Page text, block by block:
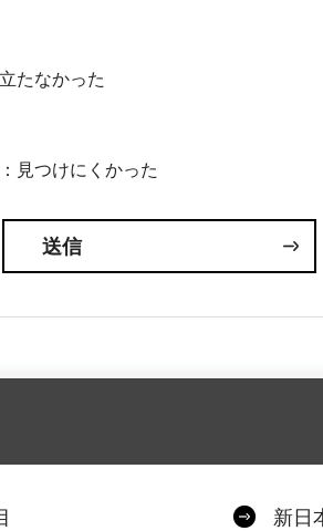
たなかった
見つけにくかった
新日